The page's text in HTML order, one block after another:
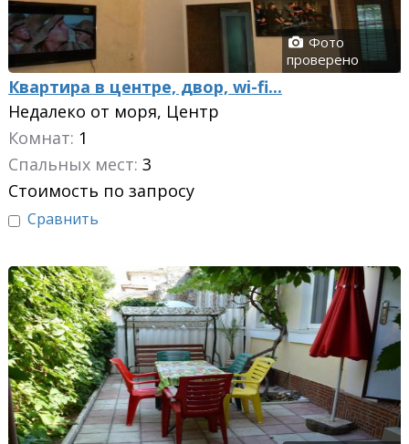
Фото
проверено
Квартира в центре, двор, wi-fi...
Недалеко от моря, Центр
Комнат: 1
Спальных мест: 3
Стоимость по запросу
Сравнить